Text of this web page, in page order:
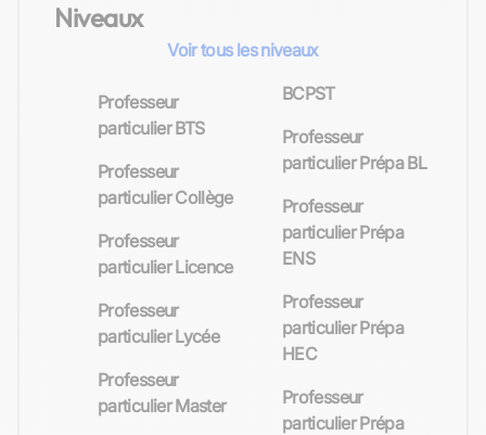
Niveaux
Voir tous les niveaux
Professeur
particulier BTS
Professeur
particulier Collège
Professeur
particulier Licence
Professeur
particulier Lycée
Professeur
particulier Master
BCPST
Professeur
particulier Prépa BL
Professeur
particulier Prépa
ENS
Professeur
particulier Prépa
HEC
Professeur
particulier Prépa